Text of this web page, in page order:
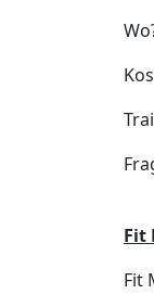
Fit
Fit